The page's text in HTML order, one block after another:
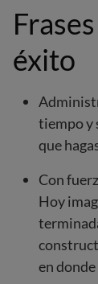
éxito
tiempo y
que
Con
Hoy
en